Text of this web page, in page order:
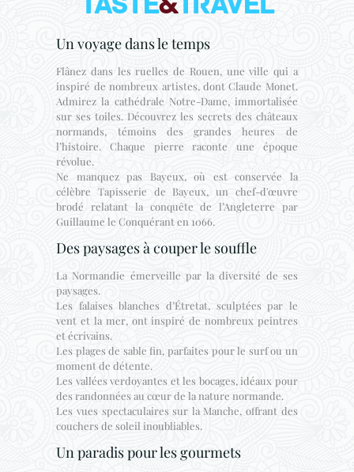
Un voyage dans le temps
Flânez dans les ruelles de Rouen, une ville qui a
inspiré de nombreux artistes, dont Claude Monet.
Admirez la cathédrale Notre-Dame, immortalisée
sur ses toiles. Découvrez les secrets des châteaux
normands, témoins des grandes heures de
l’histoire. Chaque pierre raconte une époque
révolue.
Ne manquez pas Bayeux, où est conservée la
célèbre Tapisserie de Bayeux, un chef-d'œuvre
brodé relatant la conquête de l’Angleterre par
Guillaume le Conquérant en 1066.
Des paysages à couper le souffle
La Normandie émerveille par la diversité de ses
paysages.
Les falaises blanches d’Étretat, sculptées par le
vent et la mer, ont inspiré de nombreux peintres
et écrivains.
Les plages de sable fin, parfaites pour le surf ou un
moment de détente.
Les vallées verdoyantes et les bocages, idéaux pour
des randonnées au cœur de la nature normande.
Les vues spectaculaires sur la Manche, offrant des
couchers de soleil inoubliables.
Un paradis pour les gourmets